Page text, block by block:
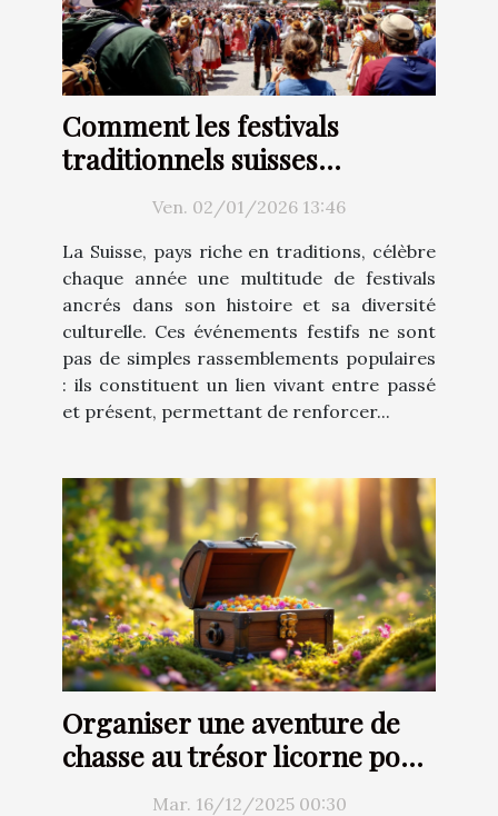
Comment les festivals
traditionnels suisses
renforcent-ils l'identité
culturelle ?Ven. 02/01/2026 13:46
La Suisse, pays riche en traditions, célèbre
chaque année une multitude de festivals
ancrés dans son histoire et sa diversité
culturelle. Ces événements festifs ne sont
pas de simples rassemblements populaires
: ils constituent un lien vivant entre passé
et présent, permettant de renforcer...
Organiser une aventure de
chasse au trésor licorne pour
enfantsMar. 16/12/2025 00:30